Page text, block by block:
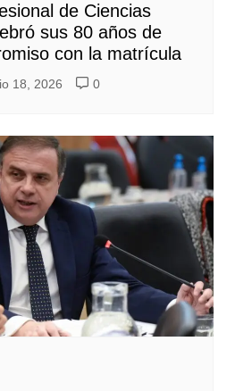
de Ciencias
sus 80 años de
con la matrícula
18, 2026 0